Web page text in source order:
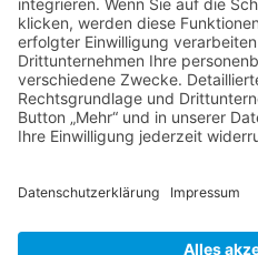
Mo?Fr8.30 ? 12.00 Uhr
Mo?Do13.00 ? 16.00 Uhr